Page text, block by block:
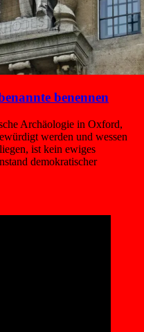
benennen
Archäologie in Oxford,
werden und wessen
ist kein ewiges
demokratischer